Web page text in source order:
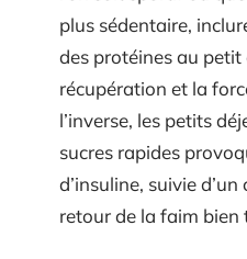
plus sédentaire,
des protéines au
récupération et la
l’inverse, les petits
sucres rapides
d’insuline, suivie
retour de la faim bien